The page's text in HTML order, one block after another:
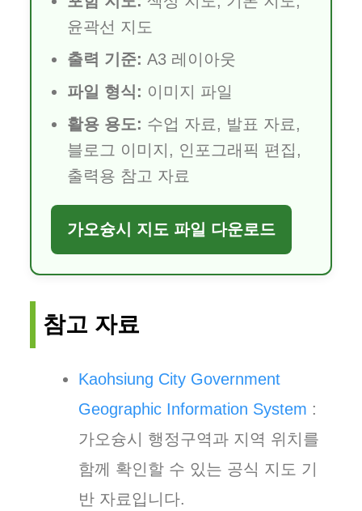
윤곽선 지도
출력 기준: A3 레이아웃
파일 형식: 이미지 파일
활용 용도: 수업 자료, 발표 자료,
블로그 이미지, 인포그래픽 편집,
출력용 참고 자료
가오슝시 지도 파일 다운로드
참고 자료
Kaohsiung City Government
Geographic Information System :
가오슝시 행정구역과 지역 위치를
함께 확인할 수 있는 공식 지도 기
반 자료입니다.